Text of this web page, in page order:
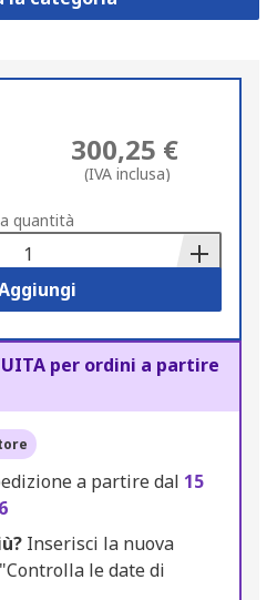
300,25 €
(IVA inclusa)
quantità
per ordini a partire
a partire dal 15
Inserisci la nuova
le date di